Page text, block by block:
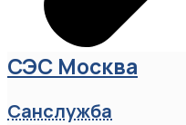
СЭС Москва
Санслужба